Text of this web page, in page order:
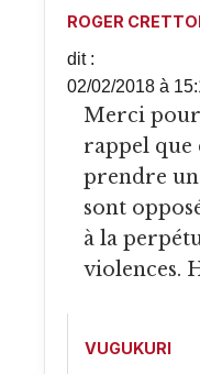
ROGER
dit :
02/02/2018 à
Merci pour cet article, et le
rappel que
prendre
sont
à la
violences.
VUGUKURI